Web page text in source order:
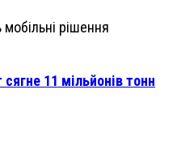
11 мільйонів тонн